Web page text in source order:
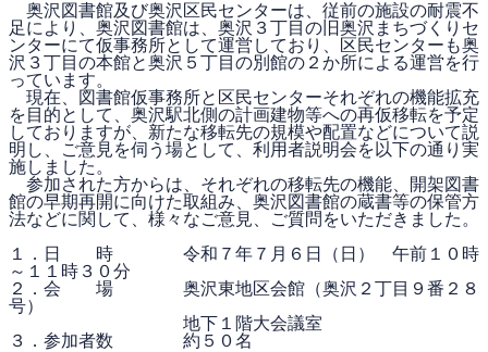
奥沢図書館及び奥沢区民センターは、従前の施設の耐震不
足により、奥沢図書館は、奥沢３丁目の旧奥沢まちづくりセ
ンターにて仮事務所として運営しており、区民センターも奥
沢３丁目の本館と奥沢５丁目の別館の２か所による運営を行
っています。
現在、図書館仮事務所と区民センターそれぞれの機能拡充
を目的として、奥沢駅北側の計画建物等への再仮移転を予定
しておりますが、新たな移転先の規模や配置などについて説
明し、ご意見を伺う場として、利用者説明会を以下の通り実
施しました。
参加された方からは、それぞれの移転先の機能、開架図書
館の早期再開に向けた取組み、奥沢図書館の蔵書等の保管方
法などに関して、様々なご意見、ご質問をいただきました。
１．日 時 令和７年７月６日（日） 午前１０時
～１１時３０分
２．会 場 奥沢東地区会館（奥沢２丁目９番２８
号）
地下１階大会議室
３．参加者数 約５０名